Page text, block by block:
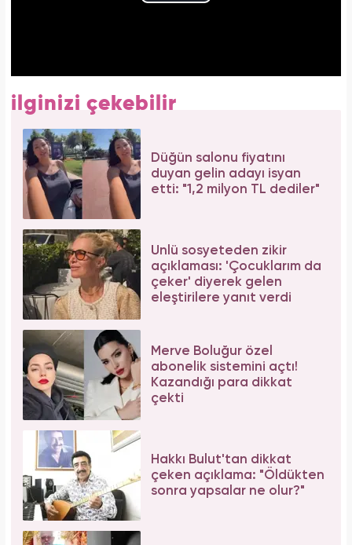
ilginizi çekebilir
Düğün salonu fiyatını
duyan gelin adayı isyan
etti: "1,2 milyon TL dediler"
Ünlü sosyeteden zikir
açıklaması: 'Çocuklarım da
çeker' diyerek gelen
eleştirilere yanıt verdi
Merve Boluğur özel
abonelik sistemini açtı!
Kazandığı para dikkat
çekti
Hakkı Bulut'tan dikkat
çeken açıklama: "Öldükten
sonra yapsalar ne olur?"